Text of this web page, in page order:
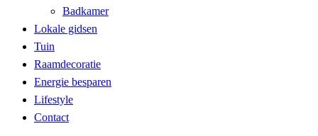
Badkamer
Lokale gidsen
Tuin
Raamdecoratie
Energie besparen
Lifestyle
Contact